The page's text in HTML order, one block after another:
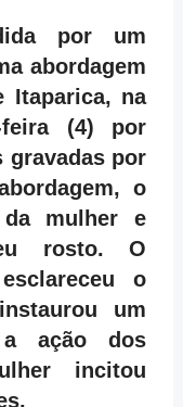
por um
abordagem
Itaparica, na
feira (4) por
gravadas por
o
mulher e
rosto. O
o
um
a ação dos
incitou